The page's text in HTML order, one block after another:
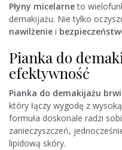
Płyny micelarneto
demakijażu. Nie tylko
nawilżenie i
Pianka do
efektywność
Pianka do demakijażu
który łączy wygodę z
formuła doskonale radzi
zanieczyszczeń,
lipidową skóry.